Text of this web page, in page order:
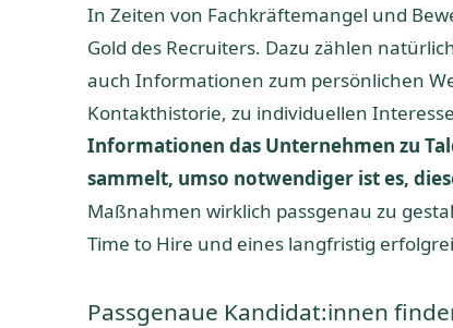
In Zeiten von Fachkräftemangel und
Gold des Recruiters. Dazu zählen
auch Informationen zum persönlichen
Kontakthistorie, zu individuellen
Informationen das Unternehmen zu
sammelt, umso notwendiger ist es,
Maßnahmen wirklich passgenau zu
Time to Hire und eines langfristig
Passgenaue Kandidat:innen